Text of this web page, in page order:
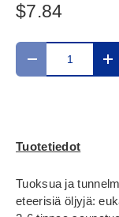
$7.84
Määrä
Translation
Tuotetiedot
Tuoksua ja
eteerisiä öljyjä: